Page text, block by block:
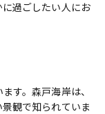
過ごしたい人にお
す。森戸海岸は、
観で知られていま